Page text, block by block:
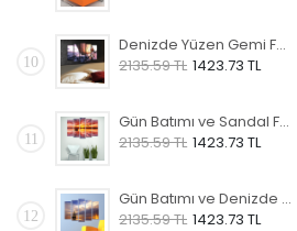
10
Denizde Yüzen Gemi Forex Tablo
2135.59 TL 1423.73 TL
11
Gün Batımı ve Sandal Forex Tablo
2135.59 TL 1423.73 TL
12
Gün Batımı ve Denizde Yelkenli Forex Tablo
2135.59 TL 1423.73 TL